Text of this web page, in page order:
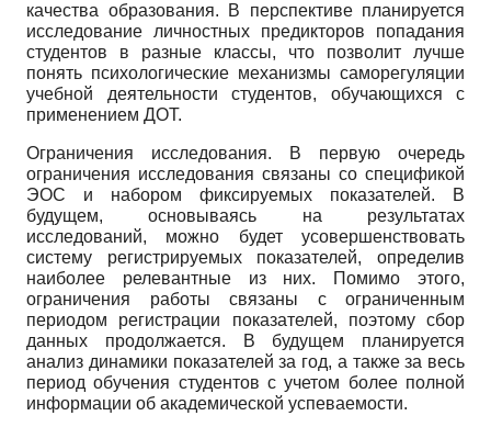
качества образования. В перспективе планируется
исследование личностных предикторов попадания
студентов в разные классы, что позволит лучше
понять психологические механизмы саморегуляции
учебной деятельности студентов, обучающихся с
применением ДОТ.
Ограничения исследования. В первую очередь
ограничения исследования связаны со спецификой
ЭОС и набором фиксируемых показателей. В
будущем, основываясь на результатах
исследований, можно будет усовершенствовать
систему регистрируемых показателей, определив
наиболее релевантные из них. Помимо этого,
ограничения работы связаны с ограниченным
периодом регистрации показателей, поэтому сбор
данных продолжается. В будущем планируется
анализ динамики показателей за год, а также за весь
период обучения студентов с учетом более полной
информации об академической успеваемости.